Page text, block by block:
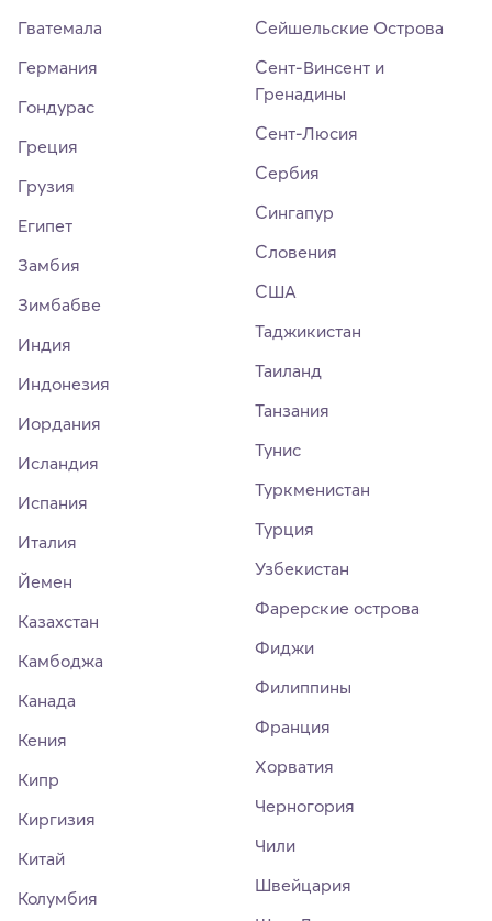
Гватемала
Германия
Гондурас
Греция
Грузия
Египет
Замбия
Зимбабве
Индия
Индонезия
Иордания
Исландия
Испания
Италия
Йемен
Казахстан
Камбоджа
Канада
Кения
Кипр
Киргизия
Китай
Колумбия
Сейшельские Острова
Сент-Винсент и
Гренадины
Сент-Люсия
Сербия
Сингапур
Словения
США
Таджикистан
Таиланд
Танзания
Тунис
Туркменистан
Турция
Узбекистан
Фарерские острова
Фиджи
Филиппины
Франция
Хорватия
Черногория
Чили
Швейцария